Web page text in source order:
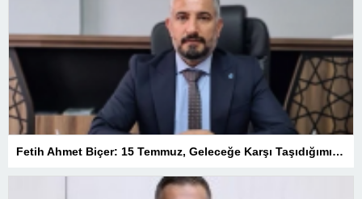
Fetih Ahmet Biçer: 15 Temmuz, Geleceğe Karşı Taşıdığımız Sorumluluğu Hatırlatan Bir Milattır